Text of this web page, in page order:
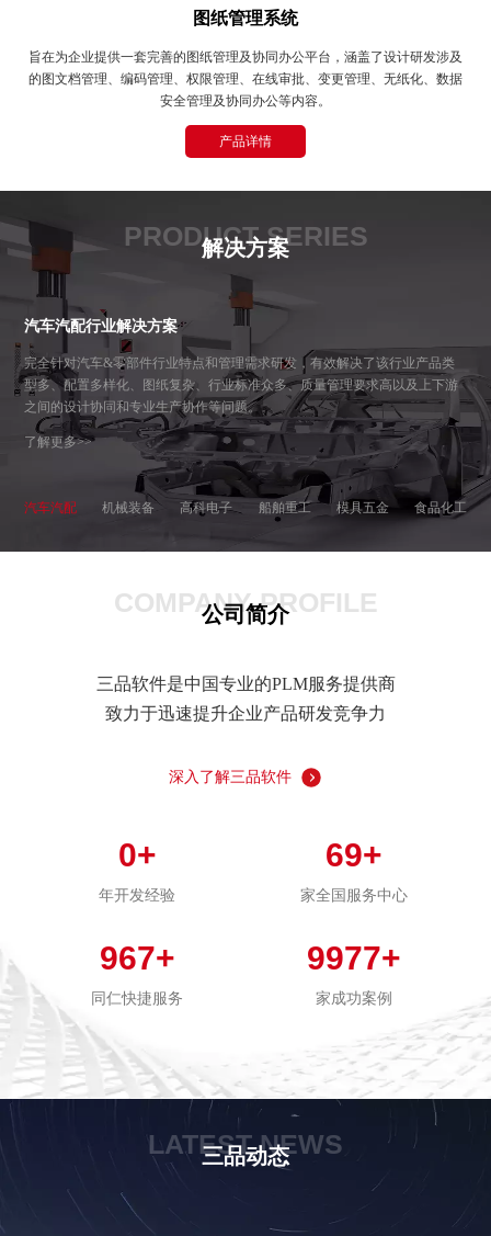
图纸管理系统
旨在为企业提供一套完善的图纸管理及协同办公平台，涵盖了设计研发涉及
的图文档管理、编码管理、权限管理、在线审批、变更管理、无纸化、数据
安全管理及协同办公等内容。
产品详情
PRODUCT SERIES
解决方案
汽车汽配行业解决方案
完全针对汽车&零部件行业特点和管理需求研发，有效解决了该行业产品类
型多、配置多样化、图纸复杂、行业标准众多、质量管理要求高以及上下游
之间的设计协同和专业生产协作等问题。
了解更多>>
汽车汽配 机械装备 高科电子 船舶重工 模具五金 食品化工
COMPANY PROFILE
公司简介
三品软件是中国专业的PLM服务提供商
致力于迅速提升企业产品研发竞争力
深入了解三品软件
0+
年开发经验
69+
家全国服务中心
967+
同仁快捷服务
9977+
家成功案例
LATEST NEWS
三品动态